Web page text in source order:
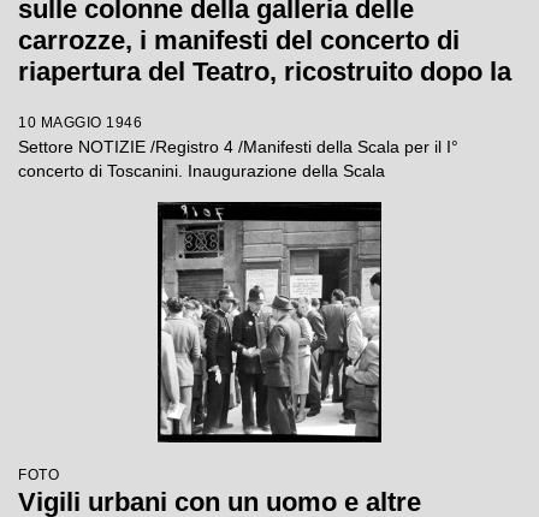
sulle colonne della galleria delle
carrozze, i manifesti del concerto di
riapertura del Teatro, ricostruito dopo la
10 MAGGIO 1946
Settore NOTIZIE /Registro 4 /Manifesti della Scala per il I°
concerto di Toscanini. Inaugurazione della Scala
FOTO
Vigili urbani con un uomo e altre